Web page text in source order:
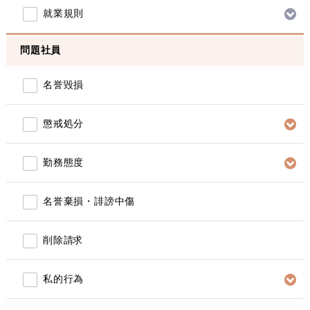
就業規則
問題社員
名誉毀損
懲戒処分
勤務態度
名誉棄損・誹謗中傷
削除請求
私的行為